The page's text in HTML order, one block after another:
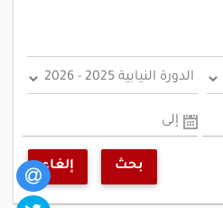
إلى
بحث إلغاء